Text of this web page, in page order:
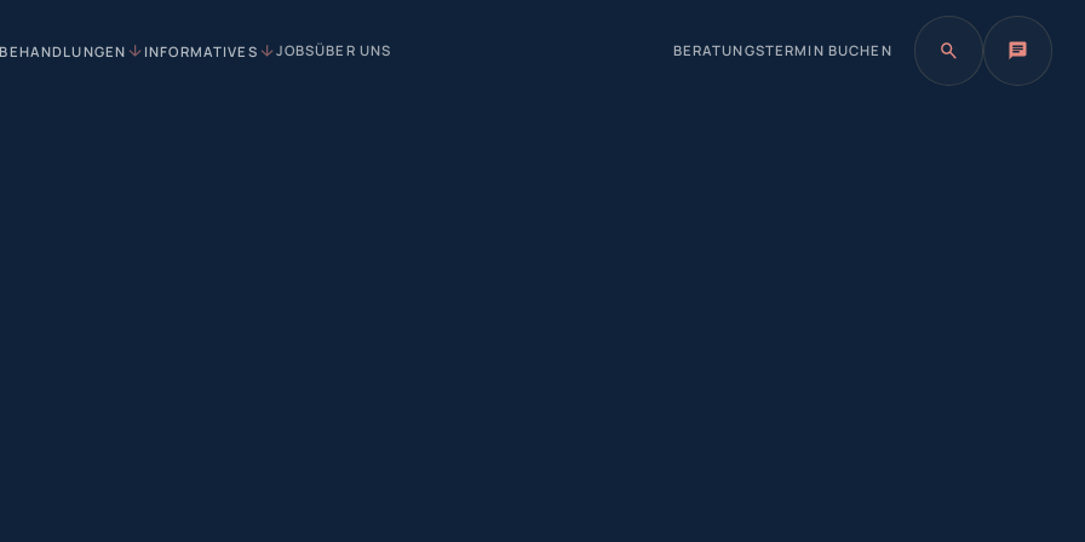
BEHANDLUNGEN INFORMATIVES JOBSÜBER UNS BERATUNGSTERMIN BUCHEN